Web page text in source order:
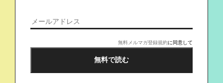
無料メルマガ登録規約に同意して